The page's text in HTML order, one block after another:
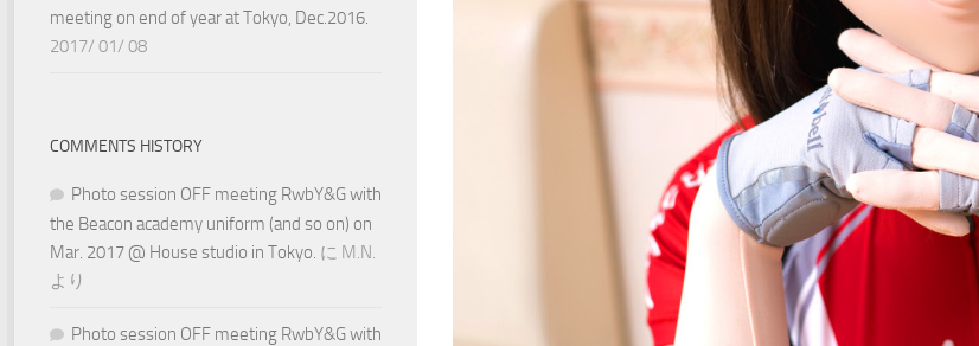
meeting on end of year at Tokyo, Dec.2016.
2017/ 01/ 08
COMMENTS HISTORY
Photo session OFF meeting RwbY&G with
the Beacon academy uniform (and so on) on
Mar. 2017 @ House studio in Tokyo. に M.N.
より
Photo session OFF meeting RwbY&G with